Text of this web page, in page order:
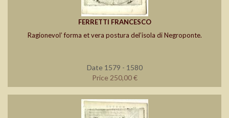
FERRETTI FRANCESCO
Ragionevol’ forma et vera postura del’isola di Negroponte.
Date 1579 - 1580
Price 250,00 €